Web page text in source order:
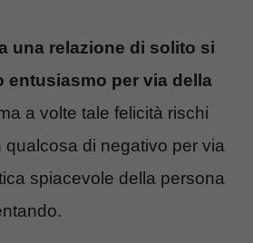
una relazione di solito si
entusiasmo per via della
a volte tale felicità rischi
qualcosa di negativo per via
spiacevole della persona